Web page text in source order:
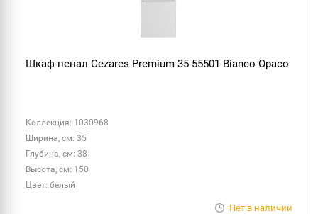
Шкаф-пенал Cezares Premium 35 55501 Bianco Opaco
Коллекция: 1030968
Ширина, см: 35
Глубина, см: 38
Высота, см: 150
Цвет: белый
Нет в наличии